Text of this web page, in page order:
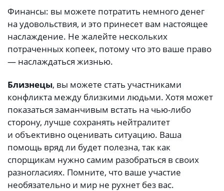
Финансы: вы можете потратить немного денег
на удовольствия, и это принесет вам настоящее
наслаждение. Не жалейте нескольких
потраченных копеек, потому что это ваше право
— наслаждаться жизнью.
Близнецы, вы можете стать участниками
конфликта между близкими людьми. Хотя может
показаться заманчивым встать на чью-либо
сторону, лучше сохранять нейтралитет
и объективно оценивать ситуацию. Ваша
помощь вряд ли будет полезна, так как
спорщикам нужно самим разобраться в своих
разногласиях. Помните, что ваше участие
необязательно и мир не рухнет без вас.